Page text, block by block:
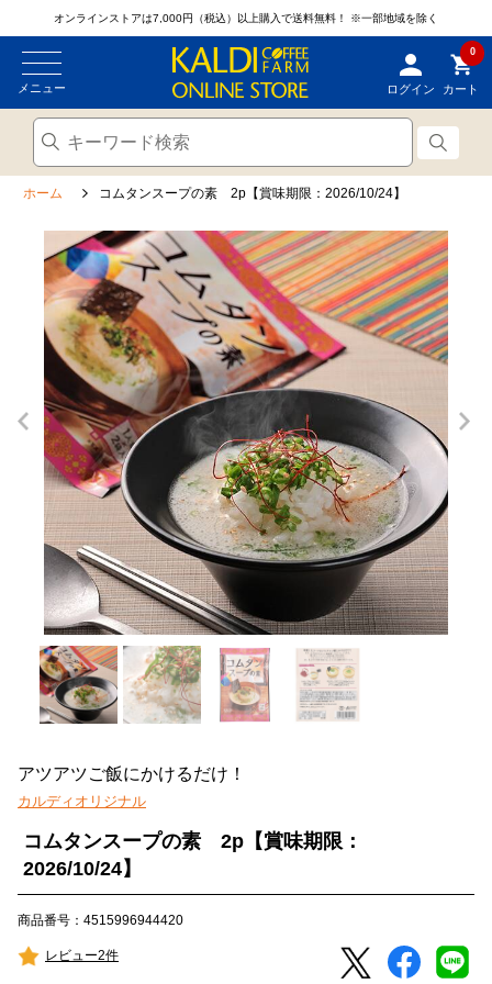
オンラインストアは7,000円（税込）以上購入で送料無料！ ※一部地域を除く
メニュー ログイン
0
カート
ホーム コムタンスープの素 2p【賞味期限：2026/10/24】
アツアツご飯にかけるだけ！
カルディオリジナル
コムタンスープの素 2p【賞味期限：
2026/10/24】
商品番号：4515996944420
レビュー2件